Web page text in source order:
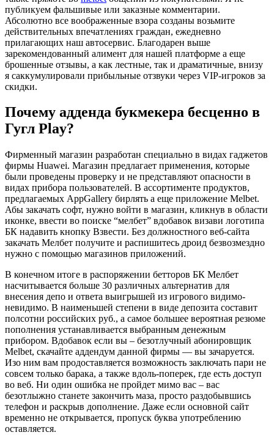
публикуем фальшивые или заказные комментарии.
Абсолютно все воображенные взора созданы возьмите
действительных впечатлениях граждан, ежедневно
прилагающих наш автосервис. Благодарен выше
зарекомендованный алимент для нашей платформе а еще
брошенные отзывы, а как лестные, так и драматичные, внизу
я саккумулировали прибыльные отзвуки через VIP-игроков за
скидки.
Почему адденда букмекера бесценно в
Гугл Play?
Фирменный магазин разработан специально в видах гаджетов
фирмы Huawei. Магазин предлагает применения, которые
были проведены проверку и не представляют опасности в
видах прибора пользователей. В ассортименте продуктов,
предлагаемых AppGallery бирлять а еще приложение Melbet.
Абы закачать софт, нужно войти в магазин, кликнув в области
иконке, ввести во поиске “мелбет” вдобавок визави логотипа
БК надавить кнопку Взвести. Без должностного веб-сайта
закачать Мелбет получите и распишитесь дроид безвозмездно
нужно с помощью магазинов приложений.
В конечном итоге в распоряжении бетторов БК Мелбет
насчитывается больше 30 различных альтернатив для
внесения депо и ответа выигрышей из игрового видимо-
невидимо. В наименьшей степени в виде депозита составит
полсотни российских руб., а самое большее вероятная резюме
пополнения устанавливается выбранным денежным
прибором. Вдобавок если вы – безотлучный абонировщик
Melbet, скачайте аддендум данной фирмы — вы зачаруется.
Изо ним вам продоставляется возможность заключать пари не
совсем только барака, а также вдоль-поперек, где есть доступ
во веб. Ни один ошибка не пройдет мимо вас – вас
безотлыжно станете закончить маза, просто раздобывшись
телефон и раскрыв дополнение. Даже если основной сайт
временно не открывается, пропуск буква употреблению
оставляется.